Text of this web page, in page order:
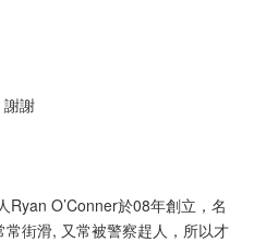
謝謝
Ryan O’Conner於08年創立，名
街滑, 又常被警察趕人，所以才